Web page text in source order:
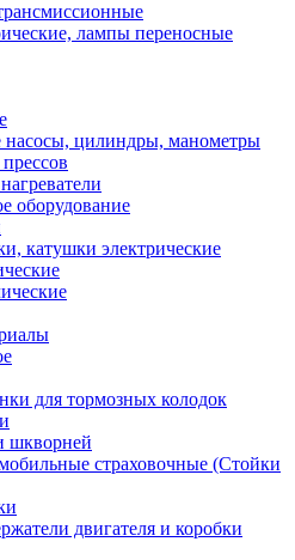
лампы переносные
насосы, цилиндры, манометры
оборудование
катушки электрические
для тормозных колодок
шкворней
страховочные (Стойки
двигателя и коробки